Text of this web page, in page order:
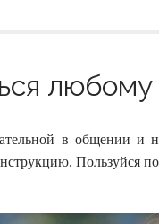
любому
в общении и
Пользуйся